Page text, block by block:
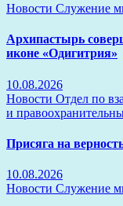
Новости Служение
Архипастырь
иконе «Одигитрия»
10.08.2026
Новости Отдел по
и
Присяга на
10.08.2026
Новости Служение